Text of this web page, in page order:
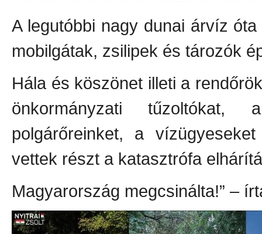
A legutóbbi nagy dunai árvíz
mobilgátak, zsilipek és tározók
Hála és köszönet illeti a
önkormányzati tűzoltókat,
polgárőreinket, a
vettek részt a katasztrófa
Magyarország megcsinálta!” –